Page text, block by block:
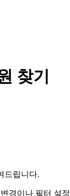
찾기
드립니다.
경이나 필터 설정